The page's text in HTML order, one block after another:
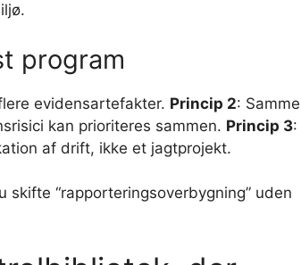
program
evidensartefakter. Princip 2: Samme
kan prioriteres sammen. Princip 3:
af drift, ikke et jagtprojekt.
“rapporteringsoverbygning” uden